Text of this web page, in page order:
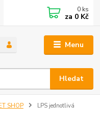
Menu
Hledat
0 ks
za 0 Kč
SHOP
LPS jednotlivá